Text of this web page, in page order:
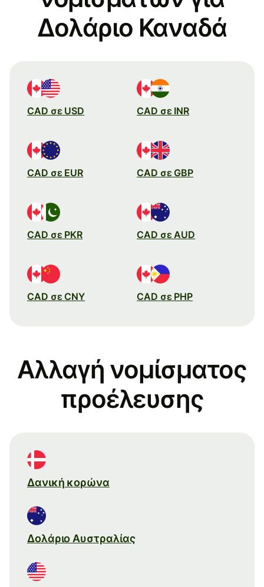
Δολάριο Καναδά
CAD σε USD CAD σε INR
CAD σε EUR CAD σε GBP
CAD σε PKR CAD σε AUD
CAD σε CNY CAD σε PHP
Αλλαγή νομίσματος
προέλευσης
Δανική κορώνα
Δολάριο Αυστραλίας